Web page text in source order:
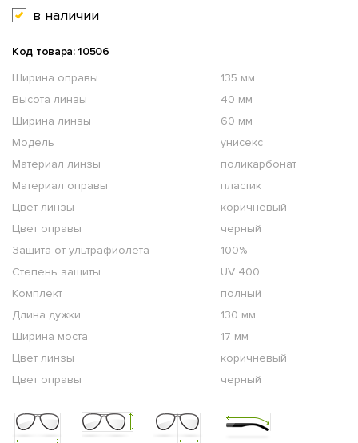
в наличии
Код товара: 10506
Ширина оправы
135 мм
Высота линзы
40 мм
Ширина линзы
60 мм
Модель
унисекс
Материал линзы
поликарбонат
Материал оправы
пластик
Цвет линзы
коричневый
Цвет оправы
черный
Защита от ультрафиолета
100%
Степень защиты
UV 400
Комплект
полный
Длина дужки
130 мм
Ширина моста
17 мм
Цвет линзы
коричневый
Цвет оправы
черный